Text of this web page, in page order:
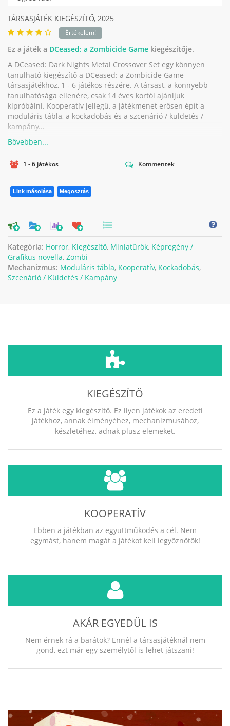
TÁRSASJÁTÉK KIEGÉSZÍTŐ, 2025
Értékelem!
Ez a játék a DCeased: a Zombicide Game kiegészítője.
A DCeased: Dark Nights Metal Crossover Set egy könnyen
tanulható kiegészítő a DCeased: a Zombicide Game
társasjátékhoz, 1 - 6 játékos részére. A társast, a könnyebb
tanulhatósága ellenére, csak 14 éves kortól ajánljuk
kipróbálni. Kooperatív jellegű, a játékmenet erősen épít a
moduláris tábla, a kockadobás és a szcenárió / küldetés /
kampány...
1 - 6 játékos Kommentek
Link másolása Megosztás
0
Kategória: Horror, Kiegészítő, Miniatűrök, Képregény /
Grafikus novella, Zombi
Mechanizmus: Moduláris tábla, Kooperatív, Kockadobás,
Szcenárió / Küldetés / Kampány
KIEGÉSZÍTŐ
Ez a játék egy kiegészítő. Ez ilyen játékok az eredeti
játékhoz, annak élményéhez, mechanizmusához,
készletéhez, adnak plusz elemeket.
KOOPERATÍV
Ebben a játékban az együttműködés a cél. Nem
egymást, hanem magát a játékot kell legyőznötök!
AKÁR EGYEDÜL IS
Nem érnek rá a barátok? Ennél a társasjátéknál nem
gond, ezt már egy személytől is lehet játszani!